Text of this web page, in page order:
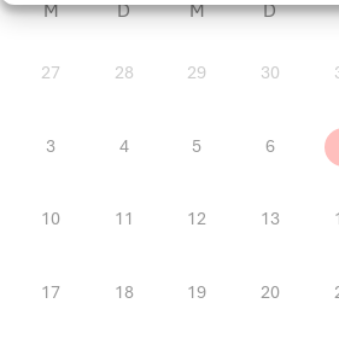
Unsere
M D M D
27 28 29 30
3 4 5 6